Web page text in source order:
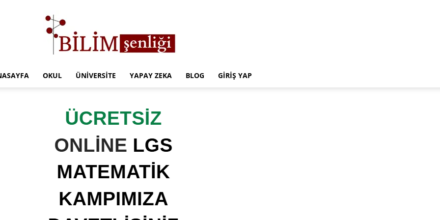
Eğitim
OKUL ÜNIVERSITE YAPAY ZEKA BLOG GIRIŞ YAP